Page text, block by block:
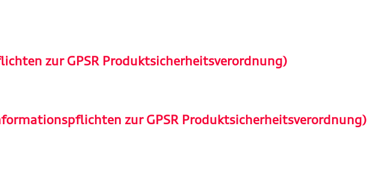
zur GPSR Produktsicherheitsverordnung)
zur GPSR Produktsicherheitsverordnung)